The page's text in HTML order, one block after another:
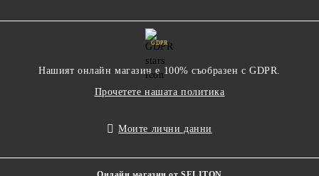
GDPR
Нашият онлайн магазин е 100% съобразен с GDPR.
Прочетете нашата политика
Моите лични данни